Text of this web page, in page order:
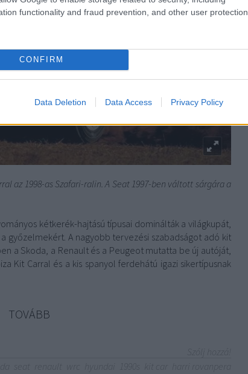
functionality and fraud prevention, and other user protection.
CONFIRM
Data Deletion Data Access Privacy Policy
az 1998-as Szafari-ralin. A Seat 1997-ben váltott sárgára a
kétkerék-hajtású típusai dominálták a világkupát,
győzelmekért. A nagyobb tervezési szabadságot adó kit
a Skoda, a Renault és a Peugeot mutatta be új autóját,
Kit Carral és a kis spanyol ferdehátú igazi sikertípusnak
TOVÁBB